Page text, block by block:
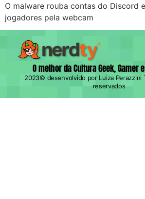
O malware rouba contas do Discord
jogadores pela webcam
O melhor da Cultura Geek, Gamer
2023© desenvolvido por Luiza Perazzini
reservados